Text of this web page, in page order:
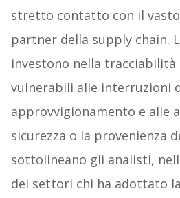
stretto contatto con il
partner della supply chain.
investono nella tracciabilità
vulnerabili alle interruzioni
approvvigionamento e alle
sicurezza o la provenienza
sottolineano gli analisti,
dei settori chi ha adottato